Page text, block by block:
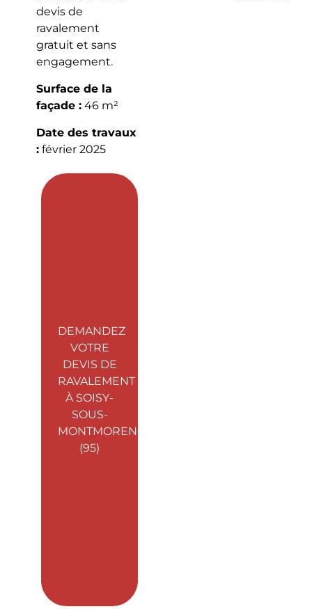
devis de
ravalement
gratuit et sans
engagement.
Surface de la
façade :46 m²
Date des travaux
:février 2025
DEMANDEZ
VOTRE
DEVIS DE
RAVALEMENT
À SOISY-
SOUS-
MONTMORENCY
(95)